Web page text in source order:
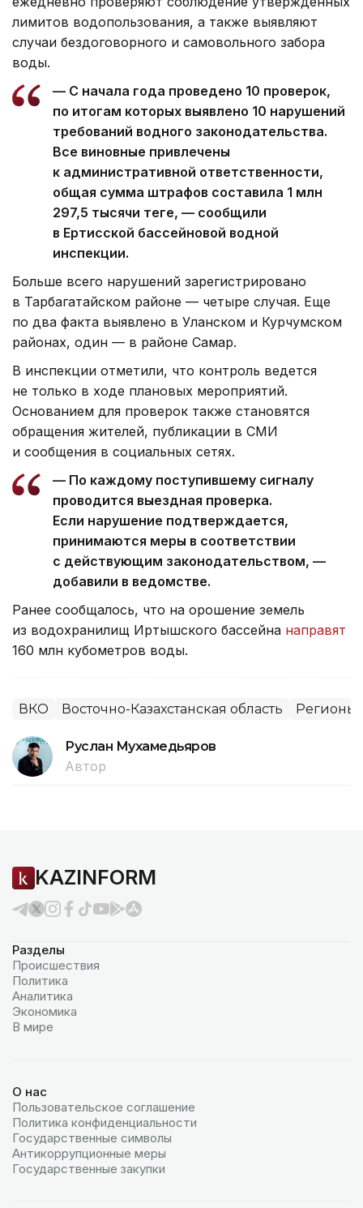
лимитов водопользования, а также выявляют
случаи бездоговорного и самовольного забора
воды.
— С начала года проведено 10 проверок,
по итогам которых выявлено 10 нарушений
требований водного законодательства.
Все виновные привлечены
к административной ответственности,
общая сумма штрафов составила 1 млн
297,5 тысячи теңге, — сообщили
в Ертисской бассейновой водной
инспекции.
Больше всего нарушений зарегистрировано
в Тарбагатайском районе — четыре случая. Еще
по два факта выявлено в Уланском и Курчумском
районах, один — в районе Самар.
В инспекции отметили, что контроль ведется
не только в ходе плановых мероприятий.
Основанием для проверок также становятся
обращения жителей, публикации в СМИ
и сообщения в социальных сетях.
— По каждому поступившему сигналу
проводится выездная проверка.
Если нарушение подтверждается,
принимаются меры в соответствии
с действующим законодательством, —
добавили в ведомстве.
Ранее сообщалось, что на орошение земель
из водохранилищ Иртышского бассейна направят
160 млн кубометров воды.
ВКО Восточно-Казахстанская область Регионы
Руслан Мухамедьяров
Автор
KAZINFORM
Разделы
Происшествия
Политика
Аналитика
Экономика
В мире
О нас
Пользовательское соглашение
Политика конфиденциальности
Государственные символы
Антикоррупционные меры
Государственные закупки